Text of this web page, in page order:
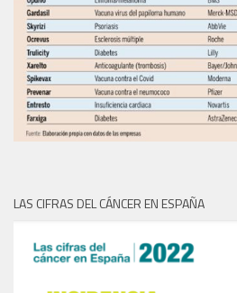
LAS CIFRAS DEL CÁNCER EN ESPAÑA